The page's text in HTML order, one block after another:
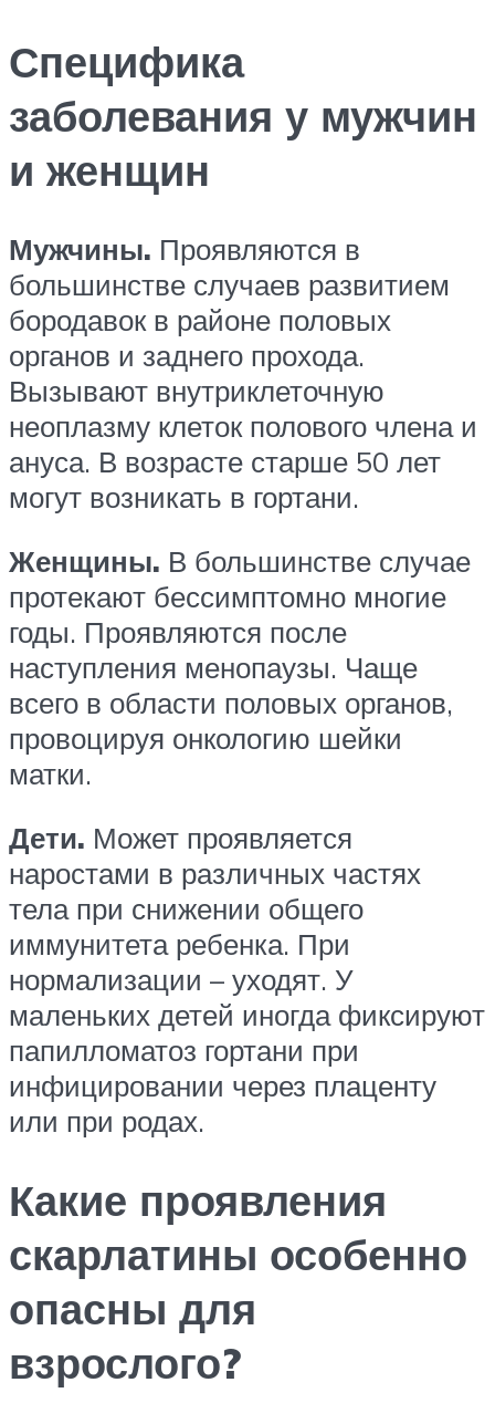
Специфика
заболевания у мужчин
и женщин
Мужчины. Проявляются в
большинстве случаев развитием
бородавок в районе половых
органов и заднего прохода.
Вызывают внутриклеточную
неоплазму клеток полового члена и
ануса. В возрасте старше 50 лет
могут возникать в гортани.
Женщины. В большинстве случае
протекают бессимптомно многие
годы. Проявляются после
наступления менопаузы. Чаще
всего в области половых органов,
провоцируя онкологию шейки
матки.
Дети. Может проявляется
наростами в различных частях
тела при снижении общего
иммунитета ребенка. При
нормализации – уходят. У
маленьких детей иногда фиксируют
папилломатоз гортани при
инфицировании через плаценту
или при родах.
Какие проявления
скарлатины особенно
опасны для
взрослого?